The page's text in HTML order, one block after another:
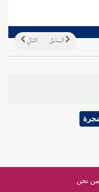
التالي السابق
من نحن